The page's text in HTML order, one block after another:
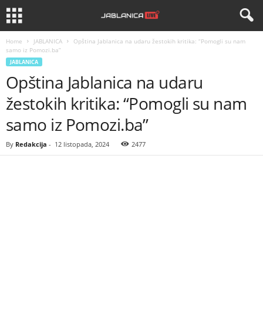
Home JABLANICA
Opština Jablanica na udaru žestokih kritika: “Pomogli su nam
samo iz Pomozi.ba”
JABLANICA
Opština Jablanica na udaru
žestokih kritika: “Pomogli su nam
samo iz Pomozi.ba”
By Redakcija - 12 listopada, 2024 2477